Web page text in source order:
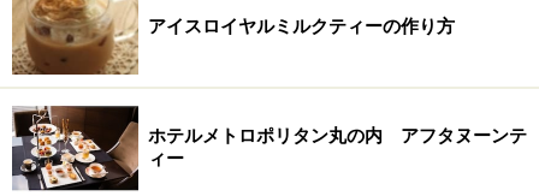
３．一度別のポットに茶葉を漉しながら注ぎいれた後、
たっぷり氷を入れたグラスに注ぐ。
アイスロイヤルミルクティーの作り方
ホテルメトロポリタン丸の内 アフタヌーンテ
ィー